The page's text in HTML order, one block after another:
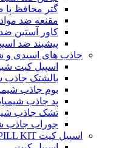
گتر محافظ پا
مقنعه ضد
کاور آستین
پیشبند ضد
جاذب های اسیدی و
اسپیل کیت
بالشتک جاذب
بوم جاذب
پد جاذب
تشک جاذب
جوراب جاذب
اسپیل کیت SPILL KIT